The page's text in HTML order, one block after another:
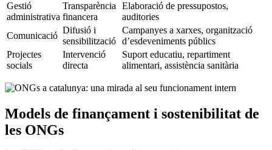
Gestió
⁣administrativa
Transparència
financera
Elaboració de ⁢pressupostos,
auditories
Comunicació
Difusió i
sensibilització
Campanyes a xarxes, organització
d’esdeveniments públics
Projectes
socials
Intervenció
directa
Suport educatiu, repartiment
alimentari, assistència sanitària
Models ‌de finançament i ⁣sostenibilitat de
les ONGs